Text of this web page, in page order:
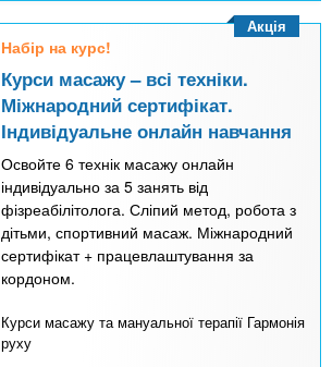
Набір на курс!
Курси масажу – всі техніки.
Міжнародний сертифікат.
Індивідуальне онлайн навчання
Освойте 6 технік масажу онлайн
індивідуально за 5 занять від
фізреабілітолога. Сліпий метод, робота з
дітьми, спортивний масаж. Міжнародний
сертифікат + працевлаштування за
кордоном.
Курси масажу та мануальної терапії Гармонія
руху
Акція